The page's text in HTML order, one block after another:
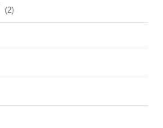
(2)